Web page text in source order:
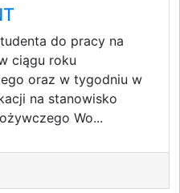
do pracy na
ciągu roku
oraz w tygodniu w
na stanowisko
Wo...